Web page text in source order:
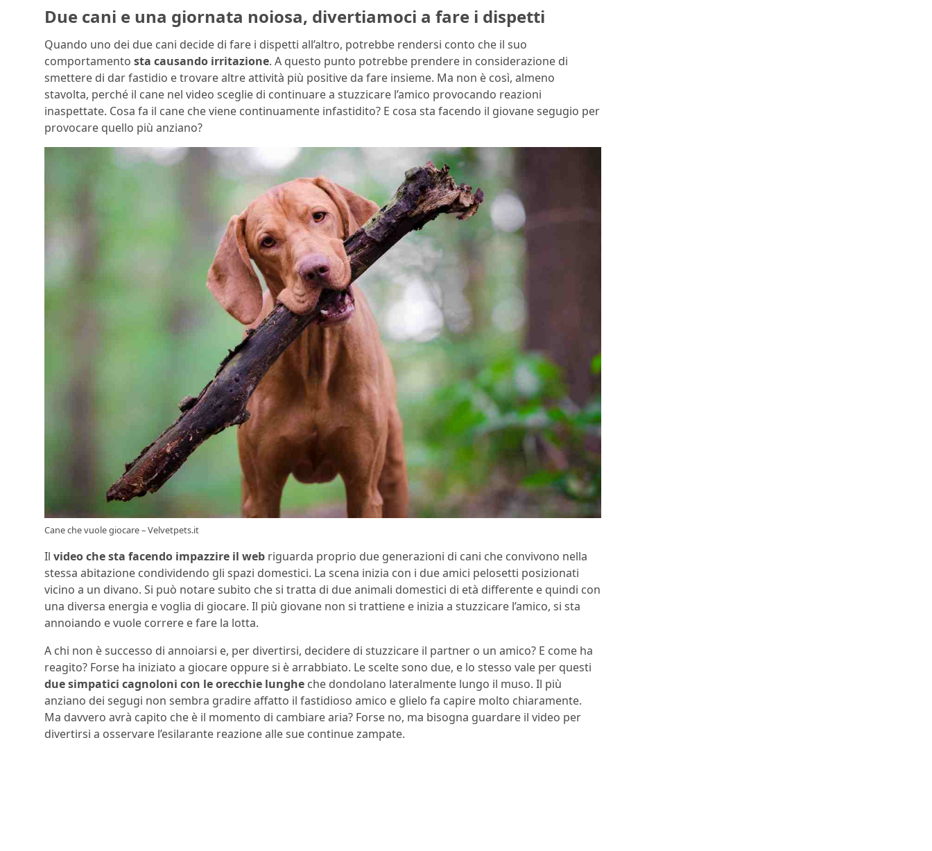
Due cani e una giornata noiosa, divertiamoci a fare i dispetti
Quando uno dei due cani decide di fare i dispetti all’altro, potrebbe rendersi conto che il suo
comportamento sta causando irritazione. A questo punto potrebbe prendere in considerazione di
smettere di dar fastidio e trovare altre attività più positive da fare insieme. Ma non è così, almeno
stavolta, perché il cane nel video sceglie di continuare a stuzzicare l’amico provocando reazioni
inaspettate. Cosa fa il cane che viene continuamente infastidito? E cosa sta facendo il giovane segugio per
provocare quello più anziano?
Cane che vuole giocare – Velvetpets.it
Il video che sta facendo impazzire il web riguarda proprio due generazioni di cani che convivono nella
stessa abitazione condividendo gli spazi domestici. La scena inizia con i due amici pelosetti posizionati
vicino a un divano. Si può notare subito che si tratta di due animali domestici di età differente e quindi con
una diversa energia e voglia di giocare. Il più giovane non si trattiene e inizia a stuzzicare l’amico, si sta
annoiando e vuole correre e fare la lotta.
A chi non è successo di annoiarsi e, per divertirsi, decidere di stuzzicare il partner o un amico? E come ha
reagito? Forse ha iniziato a giocare oppure si è arrabbiato. Le scelte sono due, e lo stesso vale per questi
due simpatici cagnoloni con le orecchie lunghe che dondolano lateralmente lungo il muso. Il più
anziano dei segugi non sembra gradire affatto il fastidioso amico e glielo fa capire molto chiaramente.
Ma davvero avrà capito che è il momento di cambiare aria? Forse no, ma bisogna guardare il video per
divertirsi a osservare l’esilarante reazione alle sue continue zampate.